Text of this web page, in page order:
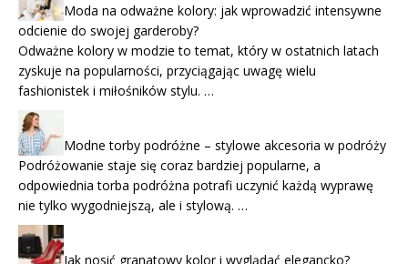
Moda na odważne kolory: jak wprowadzić intensywne
odcienie do swojej garderoby?
Odważne kolory w modzie to temat, który w ostatnich latach
zyskuje na popularności, przyciągając uwagę wielu
fashionistek i miłośników stylu. …
Modne torby podróżne – stylowe akcesoria w podróży
Podróżowanie staje się coraz bardziej popularne, a
odpowiednia torba podróżna potrafi uczynić każdą wyprawę
nie tylko wygodniejszą, ale i stylową. …
Jak nosić granatowy kolor i wyglądać elegancko?